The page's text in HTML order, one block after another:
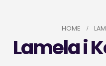
HOME
Lamela i